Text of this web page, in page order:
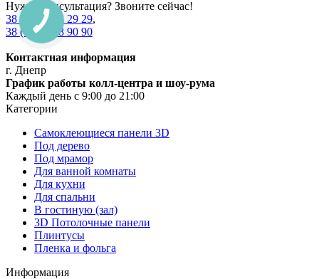
Нужна консультация? Звоните сейчас!
38 (067) 234 29 29,
38 (067) 538 90 90
Контактная информация
г. Днепр
График работы колл-центра и шоу-рума
Каждый день с 9:00 до 21:00
Категории
Самоклеющиеся панели 3D
Под дерево
Под мрамор
Для ванной комнаты
Для кухни
Для спальни
В гостиную (зал)
3D Потолочные панели
Плинтусы
Пленка и фольга
Информация